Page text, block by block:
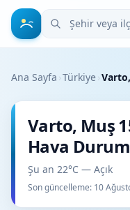
Şehir veya ilçe ara
Ana Sayfa ›Türkiye›
Varto, Muş
Hava
Şu an 22°C — Açık
Son güncelleme: 10